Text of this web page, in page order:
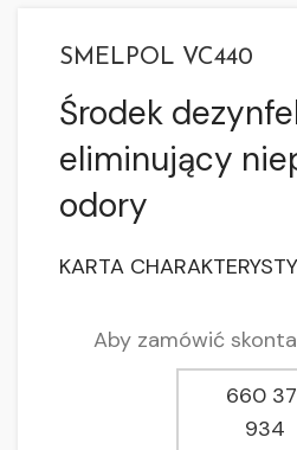
SMELPOL VC440
Środek
eliminujący
odory
KARTA
Aby zamówić
660
934